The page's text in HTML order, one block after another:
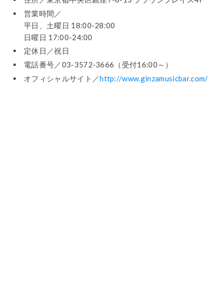
営業時間／
平日、土曜日 18:00-28:00
日曜日 17:00-24:00
定休日／祝日
電話番号／03-3572-3666（受付16:00～）
オフィシャルサイト／http://www.ginzamusicbar.com/